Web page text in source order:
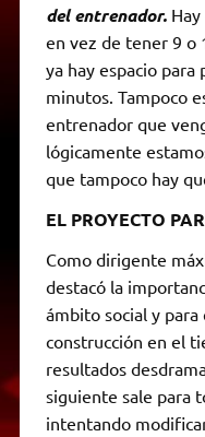
del entrenador.Hay
en vez de tener 9 o
ya hay espacio
minutos. Tampoco
entrenador que
lógicamente
que tampoco hay
EL PROYECTO
Como dirigente
destacó la
ámbito social y para
construcción en el
resultados
siguiente sale para
intentando